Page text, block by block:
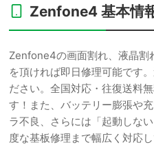
Zenfone4 基本情
Zenfone4の画面割れ、液晶割
を頂ければ即日修理可能です
ださい。全国対応・往復送料
す！また、バッテリー膨張や
ラ不良、さらには「起動しな
度な基板修理まで幅広く対応